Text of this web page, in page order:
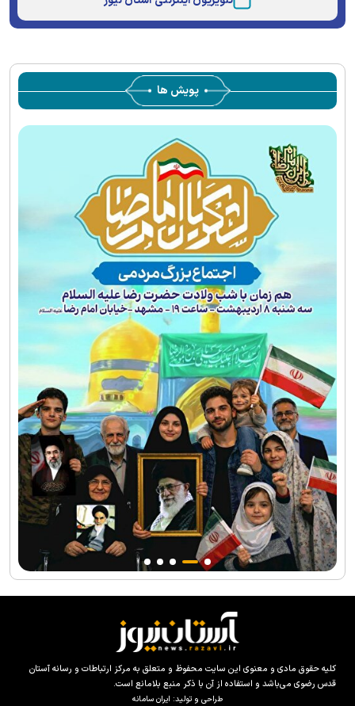
پویش ها
کلیه حقوق مادی و معنوی این سایت محفوظ و متعلق به مرکز ارتباطات و رسانه آستان
قدس رضوی می‌باشد و استفاده از آن با ذکر منبع بلامانع است.
طراحی و تولید: ایران سامانه